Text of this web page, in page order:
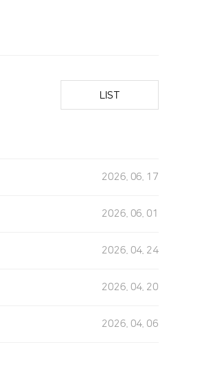
LIST
2026. 06. 17
2026. 06. 01
2026. 04. 24
2026. 04. 20
2026. 04. 06